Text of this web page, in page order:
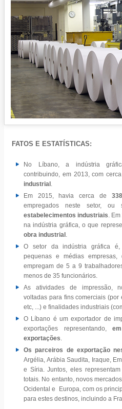
FATOS E ESTATÍSTICAS:
No Líbano, a indústria
contribuindo, em 2013, com
industrial .
Em 2015, havia cerca de
empregados neste setor,
estabelecimentos industriais.
na indústria gráfica, o que
obra industrial .
O setor da indústria gráfica é,
pequenas e médias
empregam de 5 a 9
menos de 35 funcionários.
As atividades de impressão,
voltadas para fins comerciais (por
etc, ...) e finalidades industriais
O Líbano é um exportador de
exportações representando,
exportações.
Os parceiros de exportação
Argélia, Arábia Saudita, Iraque,
e Síria. Juntos, eles
totais. No entanto, novos
Ocidental e Europa, com os
para estes destinos, incluindo a